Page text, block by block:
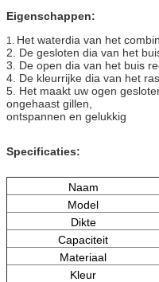
Eigenschappen:
1. Het waterdia van het
2. De gesloten dia van het
3. De open dia van het buis
4. De kleurrijke dia van het
5. Het maakt uw ogen
ongehaast gillen,
ontspannen en gelukkig
Specificaties:
Naam
Model
Dikte
Capaciteit
Materiaal
Kleur